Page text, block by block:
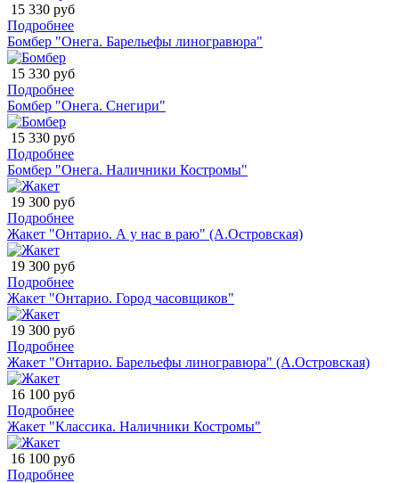
15 330 руб
Подробнее
Бомбер "Онега. Барельефы линогравюра"
15 330 руб
Подробнее
Бомбер "Онега. Снегири"
15 330 руб
Подробнее
Бомбер "Онега. Наличники Костромы"
19 300 руб
Подробнее
Жакет "Онтарио. А у нас в раю" (А.Островская)
19 300 руб
Подробнее
Жакет "Онтарио. Город часовщиков"
19 300 руб
Подробнее
Жакет "Онтарио. Барельефы линогравюра" (А.Островская)
16 100 руб
Подробнее
Жакет "Классика. Наличники Костромы"
16 100 руб
Подробнее